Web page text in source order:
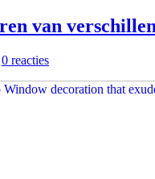
van
0 reacties